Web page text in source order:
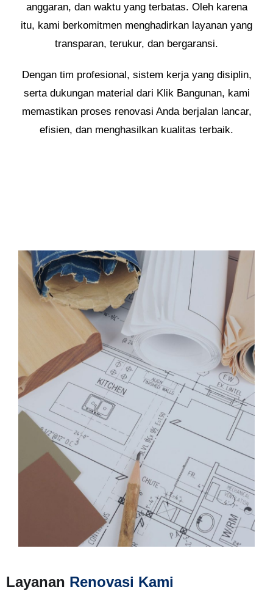
anggaran, dan waktu yang terbatas. Oleh karena
itu, kami berkomitmen menghadirkan layanan yang
transparan, terukur, dan bergaransi.
Dengan tim profesional, sistem kerja yang disiplin,
serta dukungan material dari Klik Bangunan, kami
memastikan proses renovasi Anda berjalan lancar,
efisien, dan menghasilkan kualitas terbaik.
Layanan Renovasi Kami